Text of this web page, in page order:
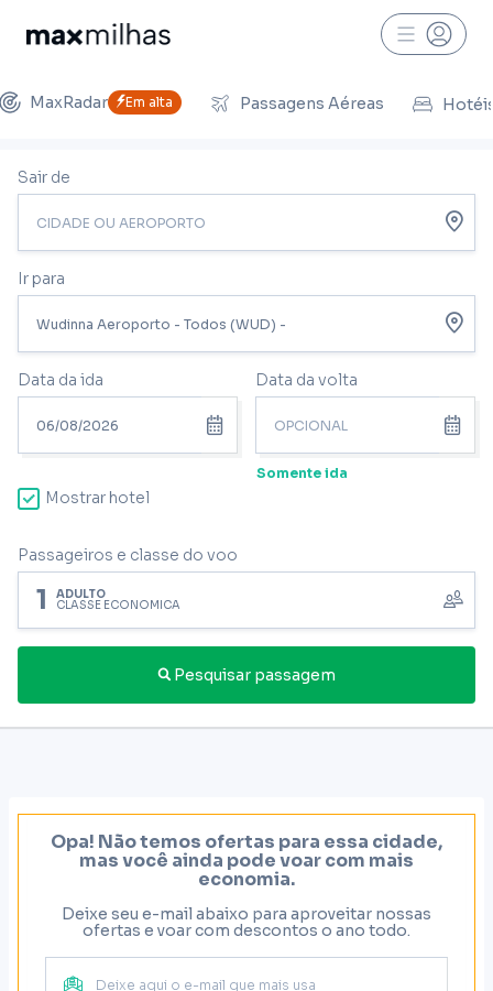
MaxRadar Em alta Passagens Aéreas
Sair de
Ir para
Data da ida Data da volta
Somente ida
Mostrar hotel
Passageiros e classe do voo
1 ADULTO
CLASSE ECONÔMICA
Pesquisar passagem
Opa! Não temos ofertas para essa cidade,
mas você ainda pode voar com mais
economia.
Deixe seu e-mail abaixo para aproveitar nossas
ofertas e voar com descontos o ano todo.